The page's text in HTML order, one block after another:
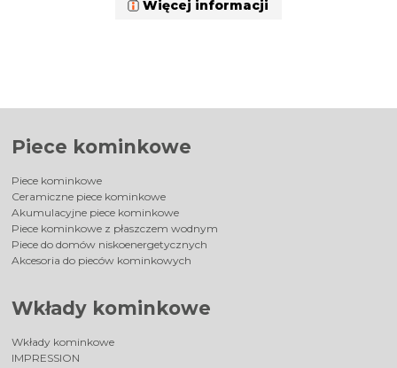
Więcej informacji
Piece kominkowe
Piece kominkowe
Ceramiczne piece kominkowe
Akumulacyjne piece kominkowe
Piece kominkowe z płaszczem wodnym
Piece do domów niskoenergetycznych
Akcesoria do pieców kominkowych
Wkłady kominkowe
Wkłady kominkowe
IMPRESSION